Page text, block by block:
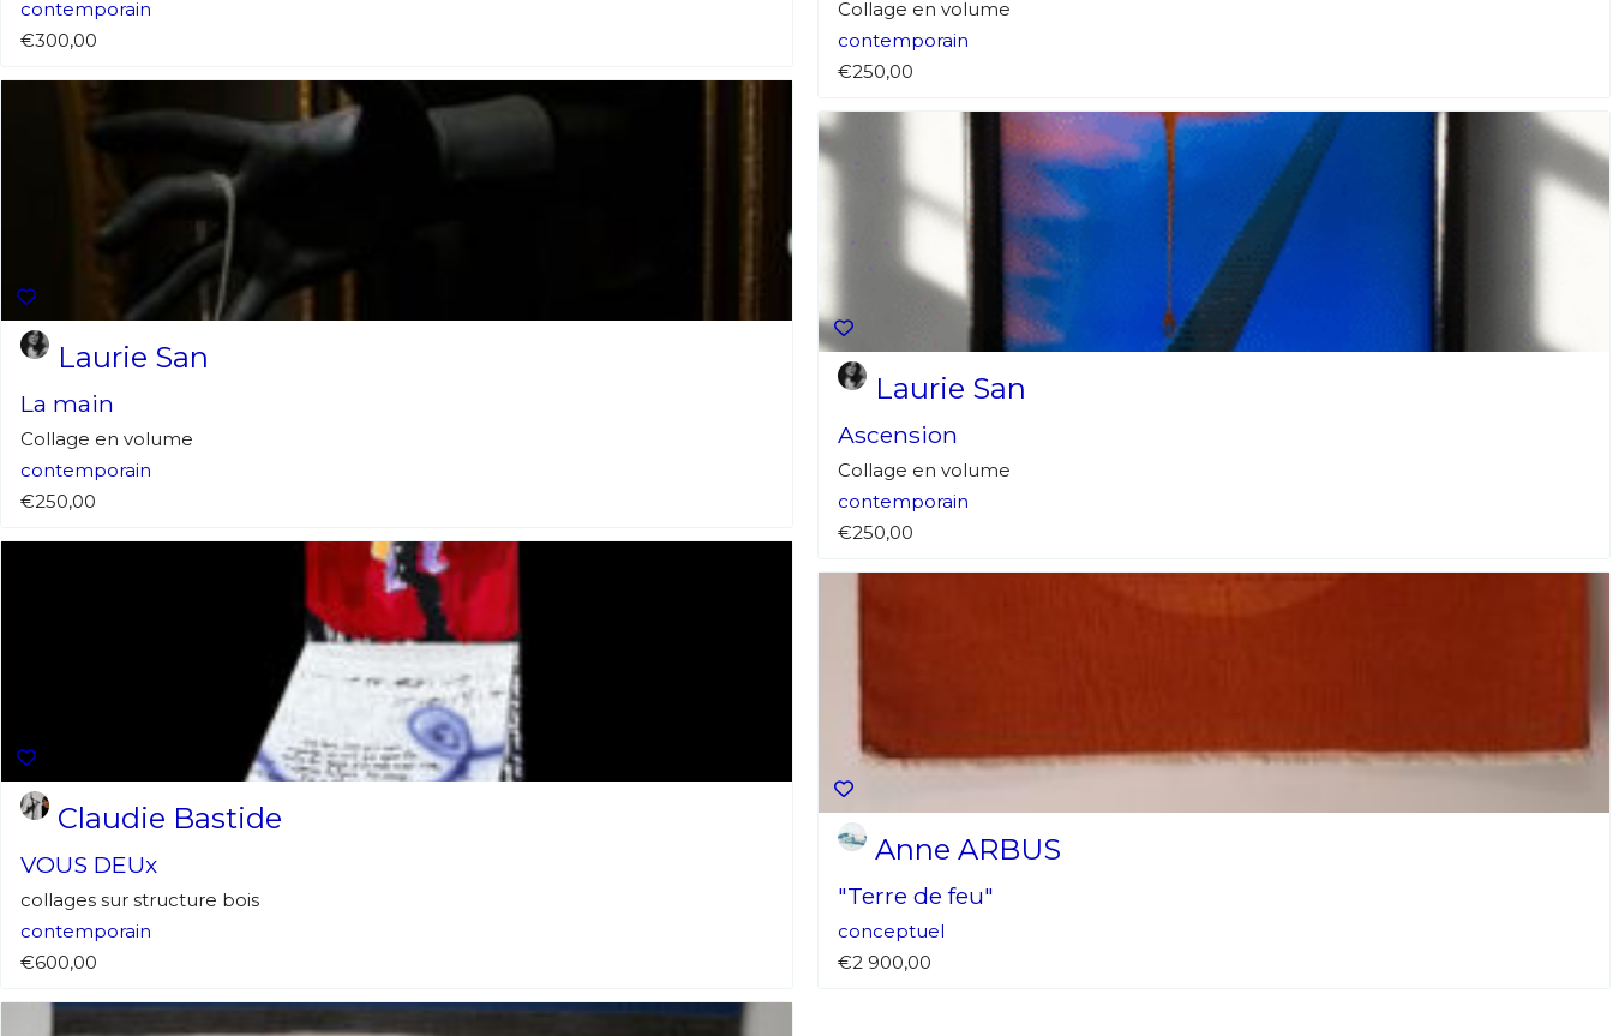
Nom
contemporain
€300,00
Collage en volume
contemporain
€250,00
Laurie San
La main
Collage en volume
contemporain
€250,00
Laurie San
Ascension
Collage en volume
contemporain
€250,00
Claudie Bastide
VOUS DEUx
collages sur structure bois
contemporain
€600,00
Anne ARBUS
"Terre de feu"
conceptuel
€2 900,00